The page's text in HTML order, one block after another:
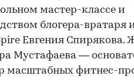
мастер-классе и
блогера-вратаря
Евгения Спирякова.
Мустафаева —
масштабных фитнес-